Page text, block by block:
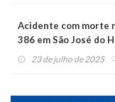
Acidente com morte
386 em São José do
23 de julho de 2025